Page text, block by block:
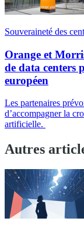
Souveraineté des
Orange et
de data centers
européen
Les partenaires
d’accompagner la
artificielle.
Autres